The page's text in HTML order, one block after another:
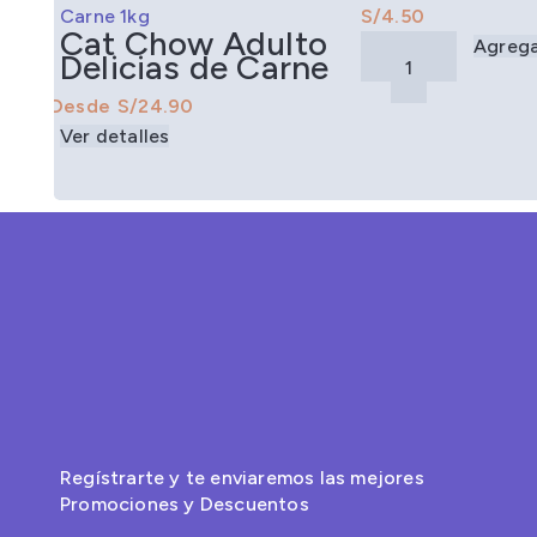
Cat Chow Adulto
Delicias de Carne
S/
Ver detalles
S/
Regístrarte y te enviaremos las mejores
Promociones y Descuentos